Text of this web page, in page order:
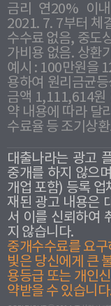
금리 연20% 이
2021. 7. 7부터 체
수수료 없음, 중도
가비용 없음. 상환
예시 : 100만원을
용하여 원리금균
금액 1,111,614원
약 내용에 따라 달
수료율 등 조기상
대출나라는 광고
중개를 하지 않으
개업 포함) 등록 업
재된 광고 내용은
서 이를 신뢰하여
지 않습니다.
중개수수료를 요
빛은 당신에게 큰
용등급 또는 개인
약받을 수 있습니